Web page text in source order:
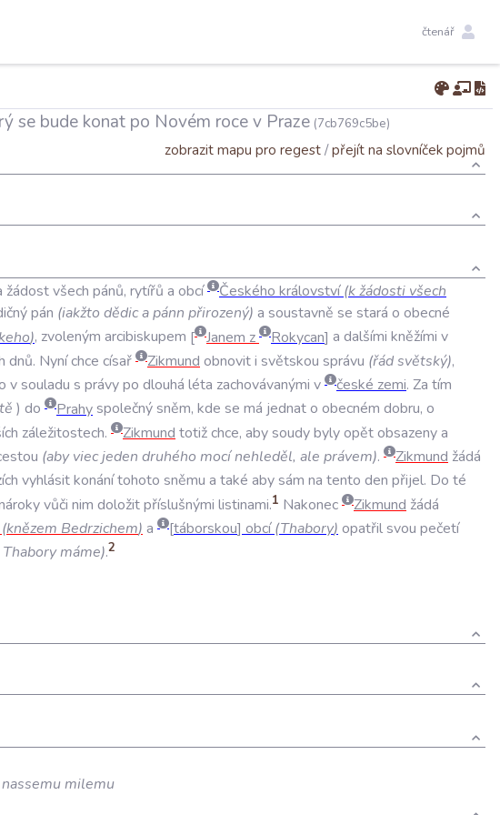
čtenář
se bude konat po Novém roce v Praze (7cb769c5be)
zobrazit mapu pro regest/přejít na slovníček pojmů
žádostvšech pánů, rytířů a obcí Českého království(kžádosti všech
pán (iakžto dědicapánn přirozený) a soustavně se stará o obecné
), zvoleným arcibiskupem Janem z Rokycan a dalšími kněžími v
dnů. Nyníchce císař Zikmund obnoviti světskou správu (řádsvětský),
vsouladu s právypo dlouhá léta zachovávanými v české zemi. Za tím
) do Prahyspolečnýsněm, kde se má jednato obecném dobru, o
záležitostech. Zikmund totižchce, abysoudybylyopětobsazenya
(aby viecjeden druhého mocínehleděl, ale právem). Zikmund žádá
vyhlásitkonánítohoto sněmu a také abysám na tento den přijel. Do té
vůči nim doložitpříslušnými listinami.1 Nakonec Zikmund žádá
(knězem Bedrzichem) a táborskou obcí(Thabory) opatřilsvou pečetí
Thaborymáme).2
milemu